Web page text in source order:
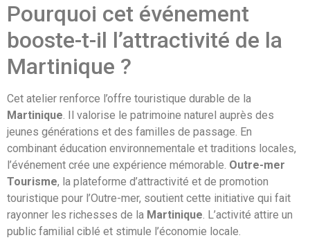
Pourquoi cet événement
booste-t-il l’attractivité de la
Martinique ?
Cet atelier renforce l’offre touristique durable de la
Martinique. Il valorise le patrimoine naturel auprès des
jeunes générations et des familles de passage. En
combinant éducation environnementale et traditions locales,
l’événement crée une expérience mémorable. Outre-mer
Tourisme, la plateforme d’attractivité et de promotion
touristique pour l’Outre-mer, soutient cette initiative qui fait
rayonner les richesses de la Martinique. L’activité attire un
public familial ciblé et stimule l’économie locale.